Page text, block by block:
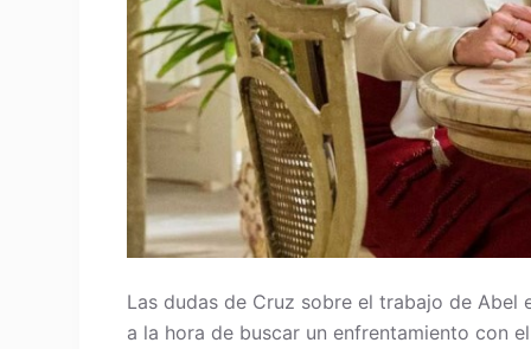
Las dudas de Cruz sobre el trabajo de Abel
a la hora de buscar un enfrentamiento con